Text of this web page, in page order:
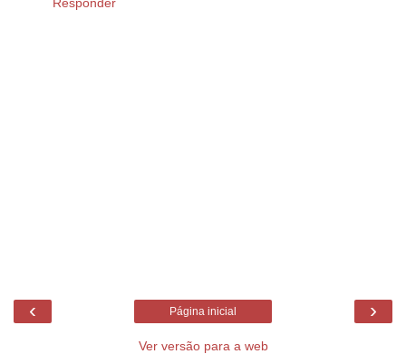
‹ ›
Página inicial
Ver versão para a web